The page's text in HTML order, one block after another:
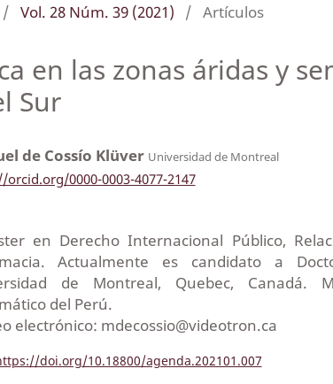
/ Vol. 28 Núm. 39 (2021) / Artículos
en las zonas áridas y
Sur
de Cossío Klüver Universidad de Montreal
orcid.org/0000-0003-4077-2147
en Derecho Internacional Público,
Actualmente es candidato a
de Montreal, Quebec, Canadá.
del Perú.
electrónico: mdecossio@videotron.ca
doi.org/10.18800/agenda.202101.007